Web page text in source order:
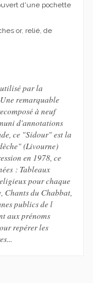
d'une pochette
or, relié, de
par la
remarquable
à neuf
d'annotations
ce "Sidour" est la
(Livourne)
en 1978, ce
: Tableaux
pour chaque
Chants du Chabbat,
publics de l
aux prénoms
repérer les